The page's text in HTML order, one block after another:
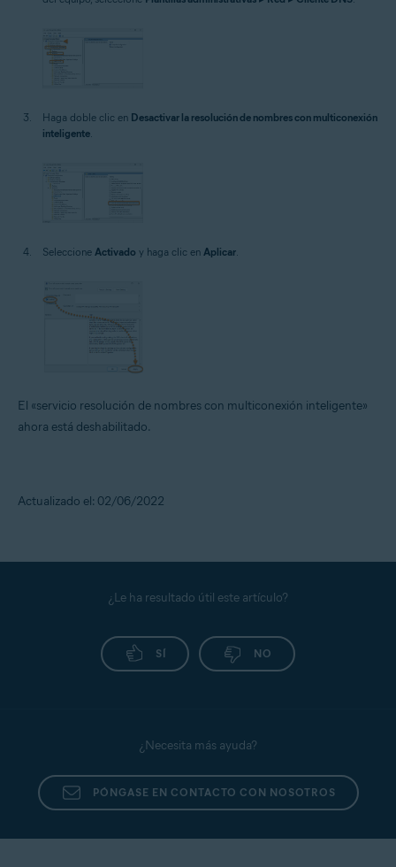
Haga doble clic en Desactivar la resolución de nombres con multiconexión
inteligente
Seleccione Activado y haga clic en Aplicar
El «servicio resolución de nombres con multiconexión inteligente»
ahora está deshabilitado.
Actualizado el: 02/06/2022
¿Le ha resultado útil este artículo?
SÍ NO
¿Necesita más ayuda?
PÓNGASE EN CONTACTO CON NOSOTROS